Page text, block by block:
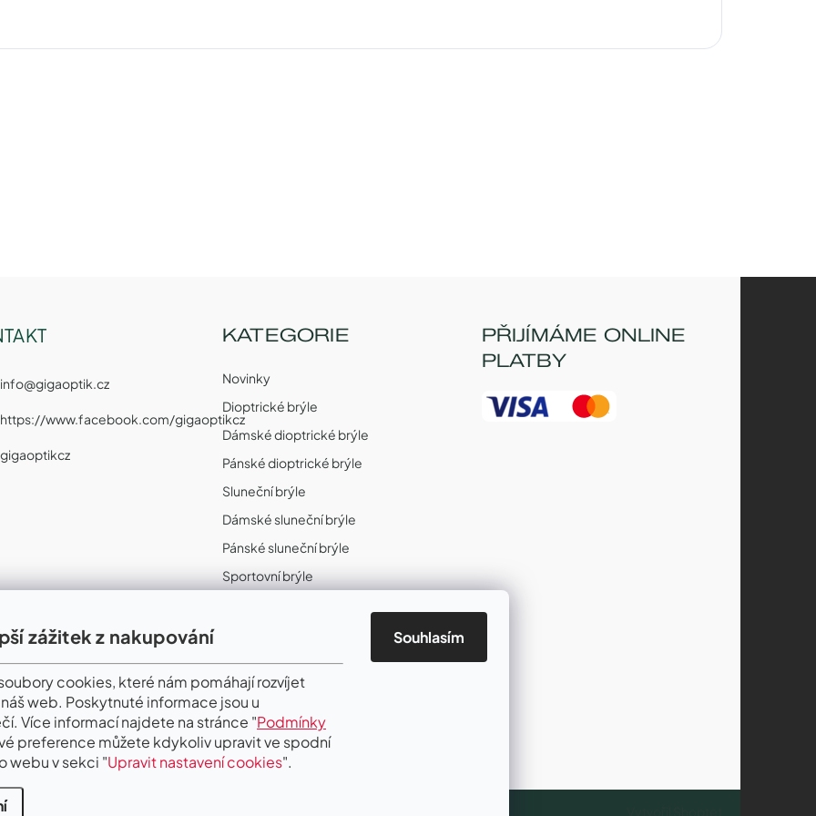
zážitek z nakupování
cookies, které nám pomáhají rozvíjet
web. Poskytnuté informace jsou u
Více informací najdete na stránce "Podmínky
preference můžete kdykoliv upravit ve spodní
webu v sekci "Upravit nastavení cookies".
Souhlasím
info@gigaoptik.cz
https://www.facebook.com/gigaoptikcz
gigaoptikcz
KATEGORIE
Novinky
Dioptrické brýle
Dámské dioptrické brýle
Pánské dioptrické brýle
Sluneční brýle
Dámské sluneční brýle
Pánské sluneční brýle
Sportovní brýle
II. Jakost
PŘIJÍMÁME ONLINE
PLATBY